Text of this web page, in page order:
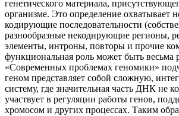
генетического материала,
организме. Это определение охватывает
кодирующие последовательности
разнообразные некодирующие регионы,
элементы, интроны, повторы и прочие
функциональная роль может быть весьма
«Современных проблемах геномики»
геном представляет собой сложную,
систему, где значительная часть ДНК не
участвует в регуляции работы генов,
хромосом и других процессах. Таким